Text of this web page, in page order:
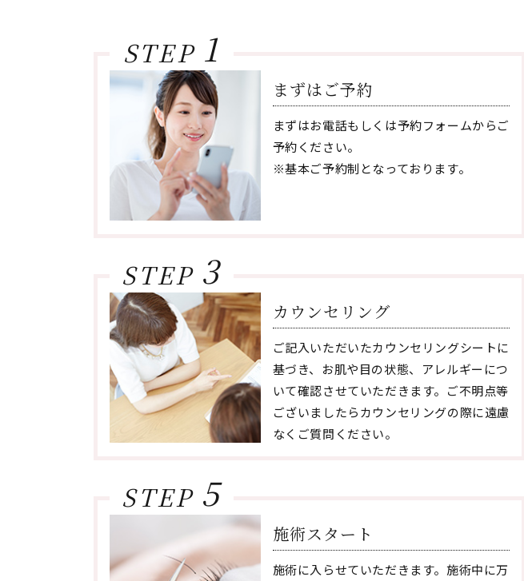
STEP 1
まずはご予約
まずはお電話もしくは予約フォームからご
予約ください。
※基本ご予約制となっております。
STEP 3
カウンセリング
ご記入いただいたカウンセリングシートに
基づき、お肌や目の状態、アレルギーにつ
いて確認させていただきます。ご不明点等
ございましたらカウンセリングの際に遠慮
なくご質問ください。
STEP 5
施術スタート
施術に入らせていただきます。施術中に万